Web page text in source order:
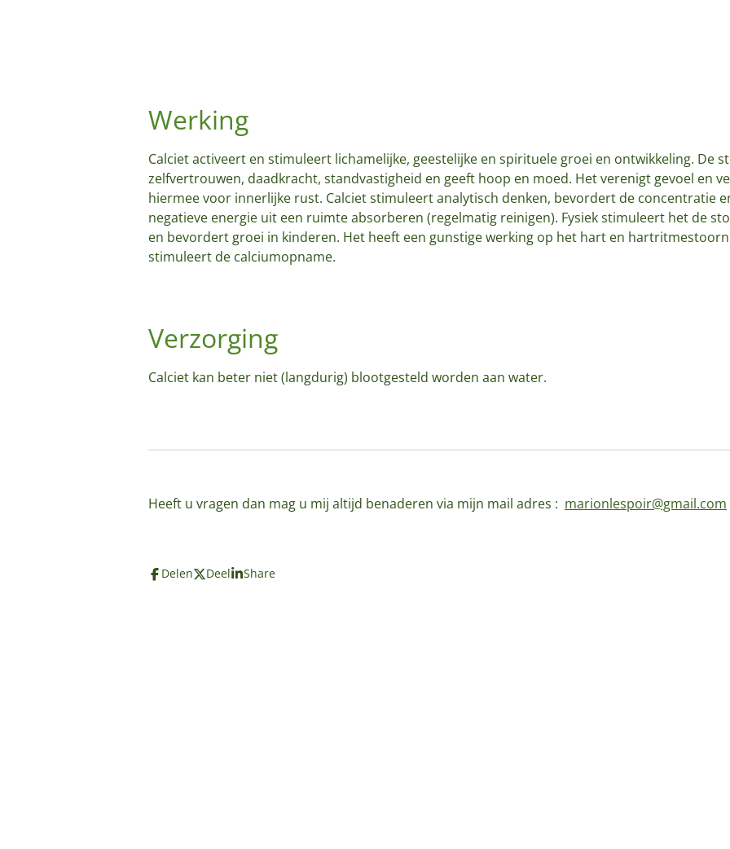
Werking
Calciet activeert en stimuleert lichamelijke, geestelijke en spirituele groei en ontwikkeling. De
zelfvertrouwen, daadkracht, standvastigheid en geeft hoop en moed. Het verenigt gevoel en
hiermee voor innerlijke rust. Calciet stimuleert analytisch denken, bevordert de concentratie
negatieve energie uit een ruimte absorberen (regelmatig reinigen). Fysiek stimuleert het de
en bevordert groei in kinderen. Het heeft een gunstige werking op het hart en
stimuleert de calciumopname.
Verzorging
Calciet kan beter niet (langdurig) blootgesteld worden aan water.
Heeft u vragen dan mag u mij altijd benaderen via mijn mail adres : marionlespoir@gmail.com
Delen Deel Share